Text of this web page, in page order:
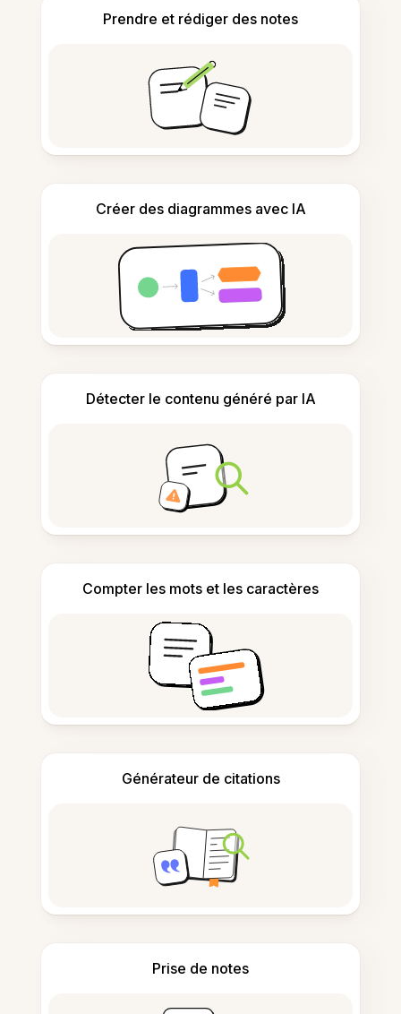
Prendre et rédiger des notes
Créer des diagrammes avec IA
Détecter le contenu généré par IA
Compter les mots et les caractères
Générateur de citations
Prise de notes